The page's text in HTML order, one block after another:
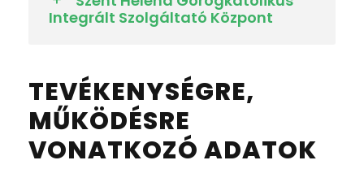
Integrált Szolgáltató Központ
TEVÉKENYSÉGRE,
MŰKÖDÉSRE
VONATKOZÓ ADATOK